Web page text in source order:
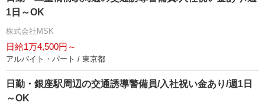
1日～OK
株式会社MSK
日給1万4,500円～
アルバイト・パート / 東京都
日勤・銀座駅周辺の交通誘導警備員/入社祝い金あり/週1日
～OK